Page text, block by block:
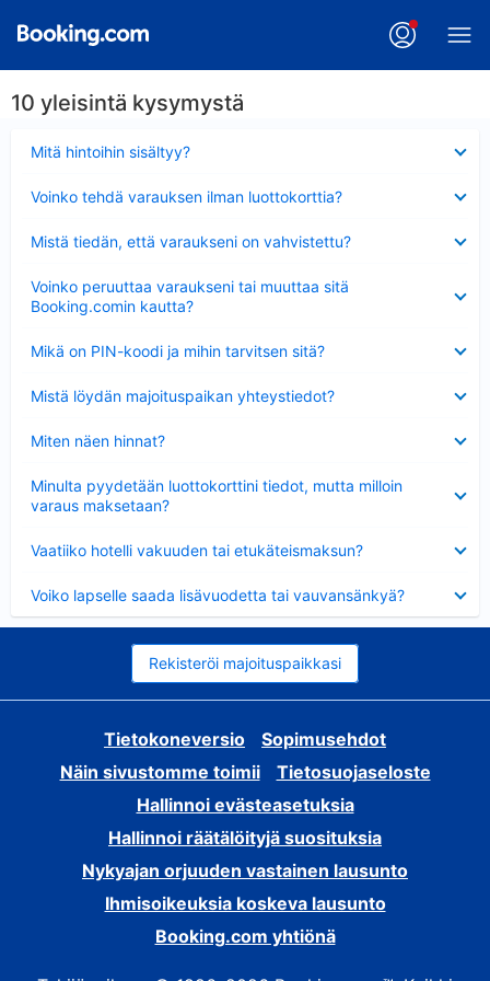
10 yleisintä kysymystä
Mitä hintoihin sisältyy?
Voinko tehdä varauksen ilman luottokorttia?
Mistä tiedän, että varaukseni on vahvistettu?
Voinko peruuttaa varaukseni tai muuttaa sitä
Booking.comin kautta?
Mikä on PIN-koodi ja mihin tarvitsen sitä?
Mistä löydän majoituspaikan yhteystiedot?
Miten näen hinnat?
Minulta pyydetään luottokorttini tiedot, mutta milloin
varaus maksetaan?
Vaatiiko hotelli vakuuden tai etukäteismaksun?
Voiko lapselle saada lisävuodetta tai vauvansänkyä?
Rekisteröi majoituspaikkasi
Tietokoneversio
Sopimusehdot
Näin sivustomme toimii
Tietosuojaseloste
Hallinnoi evästeasetuksia
Hallinnoi räätälöityjä suosituksia
Nykyajan orjuuden vastainen lausunto
Ihmisoikeuksia koskeva lausunto
Booking.com yhtiönä